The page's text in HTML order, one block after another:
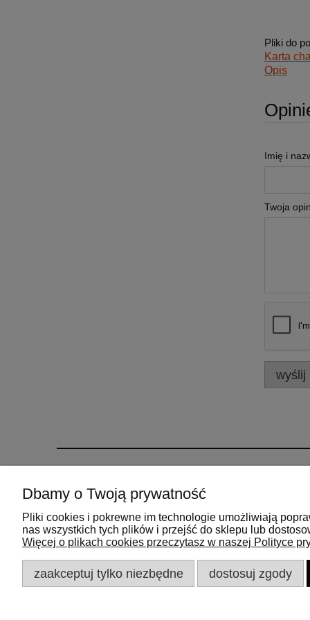
Pliki do
Karta
Opis
Imię i
Twoja
wyślij
Jak kupować
Twoje
Ustawienia konta
Przechowalnia
Adres:
45-005 Opole,
Dbamy o Twoją prywatność
Pliki cookies i pokrewne im technologie umożliwiają
nas wszystkich tych plików i przejść do sklepu lub
Więcej o plikach cookies przeczytasz w naszej Polityce
zaakceptuj tylko niezbędne dostosuj zgody